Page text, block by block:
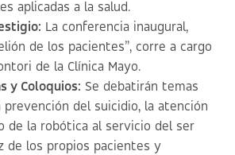
aplicadas a la salud.
La conferencia inaugural,
de los pacientes”, corre a cargo
de la Clínica Mayo.
y Coloquios: Se debatirán temas
del suicidio, la atención
de la robótica al servicio del ser
de los propios pacientes y